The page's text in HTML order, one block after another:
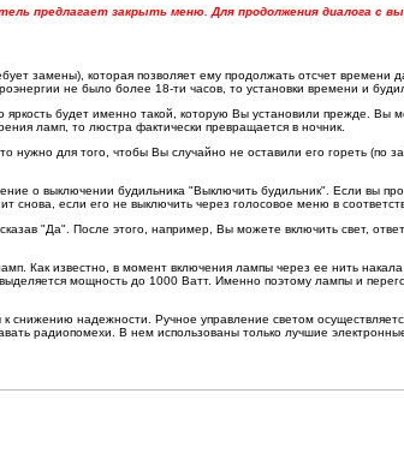
предлагает закрыть меню. Для продолжения диалога с
замены), которая позволяет ему продолжать отсчет времени
не было более 18-ти часов, то установки времени и
будет именно такой, которую Вы установили прежде.
ламп, то люстра фактически превращается в ночник.
нужно для того, чтобы Вы случайно не оставили его гореть
о выключении будильника "Выключить будильник". Если вы
снова, если его не выключить через голосовое меню в
"Да". После этого, например, Вы можете включить свет,
Как известно, в момент включения лампы через ее нить
мощность до 1000 Ватт. Именно поэтому лампы и
надежности. Ручное управление светом
радиопомехи. В нем использованы только лучшие